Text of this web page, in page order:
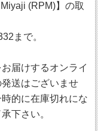
(RPM)】の取
まで。
届けするオンライ
送はございませ
的に在庫切れにな
下さい。